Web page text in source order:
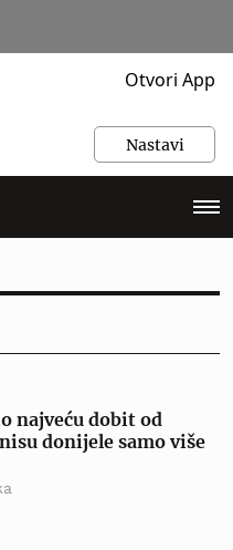
Otvori App
Nastavi
najveću dobit od
donijele samo više